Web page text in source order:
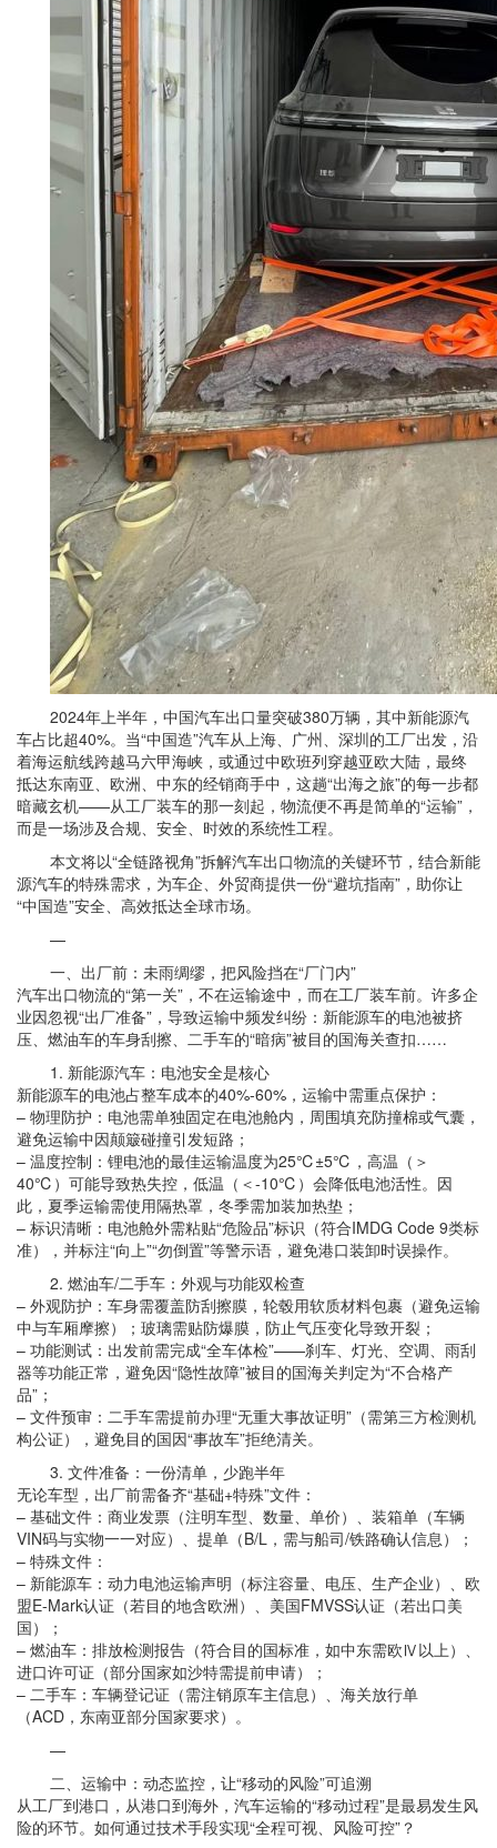
2024年上半年，中国汽车出口量突破380万辆，其中新能源汽
车占比超40%。当“中国造”汽车从上海、广州、深圳的工厂出发，沿
着海运航线跨越马六甲海峡，或通过中欧班列穿越亚欧大陆，最终
抵达东南亚、欧洲、中东的经销商手中，这趟“出海之旅”的每一步都
暗藏玄机——从工厂装车的那一刻起，物流便不再是简单的“运输”，
而是一场涉及合规、安全、时效的系统性工程。
本文将以“全链路视角”拆解汽车出口物流的关键环节，结合新能
源汽车的特殊需求，为车企、外贸商提供一份“避坑指南”，助你让
“中国造”安全、高效抵达全球市场。
—
一、出厂前：未雨绸缪，把风险挡在“厂门内”
汽车出口物流的“第一关”，不在运输途中，而在工厂装车前。许多企
业因忽视“出厂准备”，导致运输中频发纠纷：新能源车的电池被挤
压、燃油车的车身刮擦、二手车的“暗病”被目的国海关查扣……
1. 新能源汽车：电池安全是核心
新能源车的电池占整车成本的40%-60%，运输中需重点保护：
– 物理防护：电池需单独固定在电池舱内，周围填充防撞棉或气囊，
避免运输中因颠簸碰撞引发短路；
– 温度控制：锂电池的最佳运输温度为25℃±5℃，高温（＞
40℃）可能导致热失控，低温（＜-10℃）会降低电池活性。因
此，夏季运输需使用隔热罩，冬季需加装加热垫；
– 标识清晰：电池舱外需粘贴“危险品”标识（符合IMDG Code 9类标
准），并标注“向上”“勿倒置”等警示语，避免港口装卸时误操作。
2. 燃油车/二手车：外观与功能双检查
– 外观防护：车身需覆盖防刮擦膜，轮毂用软质材料包裹（避免运输
中与车厢摩擦）；玻璃需贴防爆膜，防止气压变化导致开裂；
– 功能测试：出发前需完成“全车体检”——刹车、灯光、空调、雨刮
器等功能正常，避免因“隐性故障”被目的国海关判定为“不合格产
品”；
– 文件预审：二手车需提前办理“无重大事故证明”（需第三方检测机
构公证），避免目的国因“事故车”拒绝清关。
3. 文件准备：一份清单，少跑半年
无论车型，出厂前需备齐“基础+特殊”文件：
– 基础文件：商业发票（注明车型、数量、单价）、装箱单（车辆
VIN码与实物一一对应）、提单（B/L，需与船司/铁路确认信息）；
– 特殊文件：
– 新能源车：动力电池运输声明（标注容量、电压、生产企业）、欧
盟E-Mark认证（若目的地含欧洲）、美国FMVSS认证（若出口美
国）；
– 燃油车：排放检测报告（符合目的国标准，如中东需欧Ⅳ以上）、
进口许可证（部分国家如沙特需提前申请）；
– 二手车：车辆登记证（需注销原车主信息）、海关放行单
（ACD，东南亚部分国家要求）。
—
二、运输中：动态监控，让“移动的风险”可追溯
从工厂到港口，从港口到海外，汽车运输的“移动过程”是最易发生风
险的环节。如何通过技术手段实现“全程可视、风险可控”？